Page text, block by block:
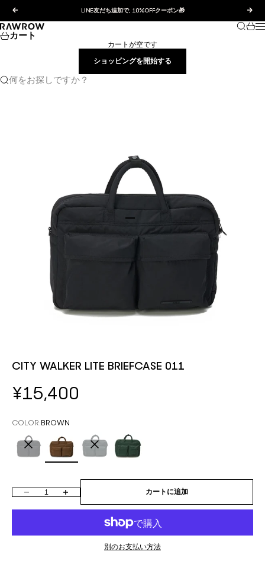
前へ LINE友だち追加で, 10%OFFクーポン🎁
次へ
RAWROW JAPAN
検索カー
カート
カートが空です
ショッピングを開始する
何をお探しですか？
I18n Error: Missing interpolation value
I18n Error: Missing interpolation value
I18n Error: Missing interpolation
I18n Error: Missing interpolation
CITY WALKER LITE BRIEFCASE 011
セール価格
¥15,400
COLOR:BROWN
数量を減らす 数量を増やす カートに追加
別のお支払い方法